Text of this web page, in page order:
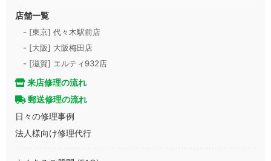
店舗一覧
- [東京] 代々木駅前店
- [大阪] 大阪梅田店
- [滋賀] エルティ932店
来店修理の流れ
郵送修理の流れ
日々の修理事例
法人様向け修理代行